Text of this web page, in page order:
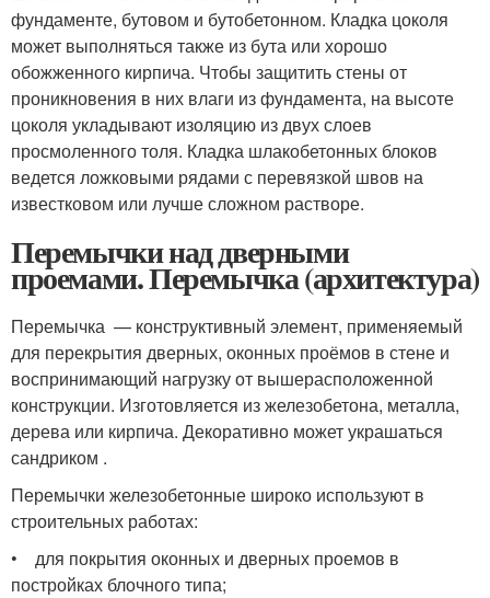
фундаменте, бутовом и бутобетонном. Кладка цоколя
может выполняться также из бута или хорошо
обожженного кирпича. Чтобы защитить стены от
проникновения в них влаги из фундамента, на высоте
цоколя укладывают изоляцию из двух слоев
просмоленного толя. Кладка шлакобетонных блоков
ведется ложковыми рядами с перевязкой швов на
известковом или лучше сложном растворе.
Перемычки над дверными
проемами. Перемычка (архитектура)
Перемычка — конструктивный элемент, применяемый
для перекрытия дверных, оконных проёмов в стене и
воспринимающий нагрузку от вышерасположенной
конструкции. Изготовляется из железобетона, металла,
дерева или кирпича. Декоративно может украшаться
сандриком .
Перемычки железобетонные широко используют в
строительных работах:
• для покрытия оконных и дверных проемов в
постройках блочного типа;